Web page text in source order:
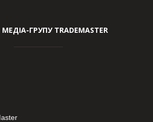
ГРУПУ TRADEMASTER